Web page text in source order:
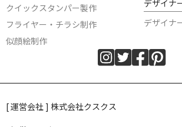
クイックスタンパー製作
フライヤー・チラシ制作
似顔絵制作
デザイナ
デザイナ
[ 運営会社 ] 株式会社クスクス